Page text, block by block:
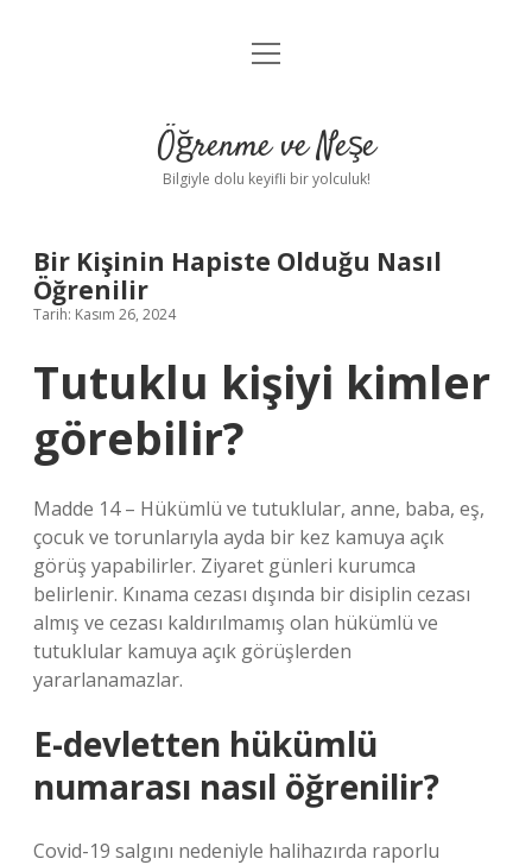
Anasayfa
Yasal Uyarı
menüyü
Öğrenme ve Neşe
Bilgiyle dolu keyifli bir yolculuk!
Bir Kişinin Hapiste Olduğu Nasıl
Öğrenilir
Tarih: Kasım 26, 2024
Tutuklu kişiyi kimler
görebilir?
Madde 14 – Hükümlü ve tutuklular, anne, baba, eş,
çocuk ve torunlarıyla ayda bir kez kamuya açık
görüş yapabilirler. Ziyaret günleri kurumca
belirlenir. Kınama cezası dışında bir disiplin cezası
almış ve cezası kaldırılmamış olan hükümlü ve
tutuklular kamuya açık görüşlerden
yararlanamazlar.
E-devletten hükümlü
numarası nasıl öğrenilir?
Covid-19 salgını nedeniyle halihazırda raporlu